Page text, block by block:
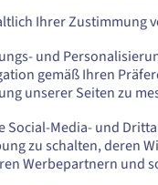
das wir
auf dem unsere
sowie
einzigen
Gorzelewski,
zur [Website]
us.ovhcloud.com/
der aktuellen
Ihrer Zustimmung
und
gemäß Ihren
unserer Seiten zu
Social-Media- und
zu schalten, deren
Werbepartnern und